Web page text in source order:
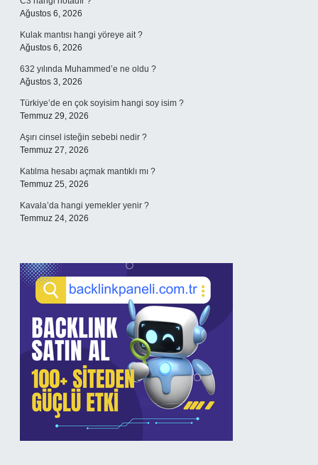
Ağustos 6, 2026
Kulak mantısı hangi yöreye ait ?
Ağustos 6, 2026
632 yılında Muhammed’e ne oldu ?
Ağustos 3, 2026
Türkiye’de en çok soyisim hangi soy isim ?
Temmuz 29, 2026
Aşırı cinsel isteğin sebebi nedir ?
Temmuz 27, 2026
Katılma hesabı açmak mantıklı mı ?
Temmuz 25, 2026
Kavala’da hangi yemekler yenir ?
Temmuz 24, 2026